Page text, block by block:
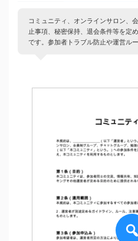
コミュニティ、オンラインサロン、
止事項、秘密保持、退会条件等を定
です。参加者トラブル防止や運営ル